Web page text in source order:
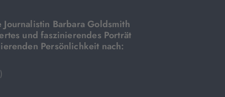
Barbara Goldsmith
und faszinierendes Porträt
Persönlichkeit nach: